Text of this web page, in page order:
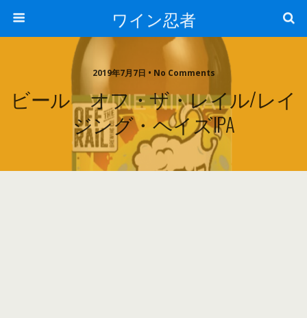
ワイン忍者
2019年7月7日 • No Comments
ビール オフ・ザ・レイル/レイ
ジング・ヘイズIPA